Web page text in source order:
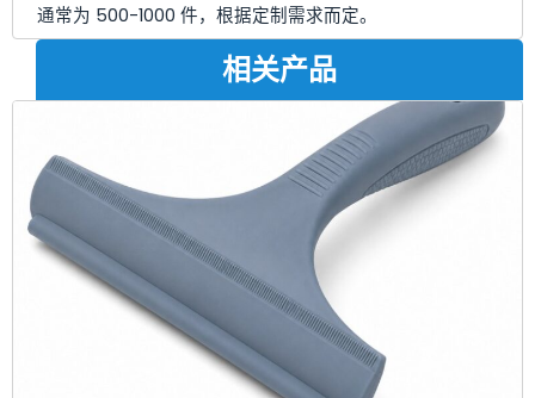
通常为 500-1000 件，根据定制需求而定。
相关产品